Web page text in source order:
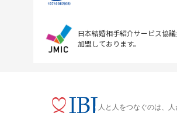
日本結婚相手紹介サービス協議
加盟しております。
人と人をつなぐのは、人